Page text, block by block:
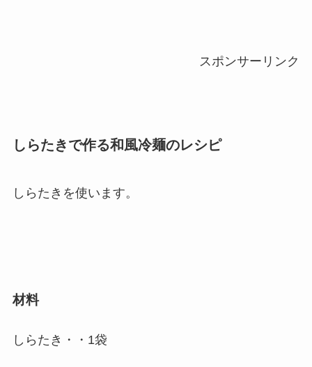
スポンサーリンク
しらたきで作る和風冷麺のレシピ
しらたきを使います。
材料
しらたき・・1袋